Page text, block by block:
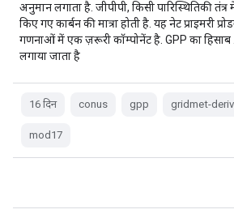
अनुमान लगाता है. जीपीपी, किसी पारिस्थितिकी
किए गए कार्बन की मात्रा होती है. यह नेट प्राइमरी
गणनाओं में एक ज़रूरी कॉम्पोनेंट है. GPP का
लगाया जाता है
16 दिन conus gpp gridmet-
mod17